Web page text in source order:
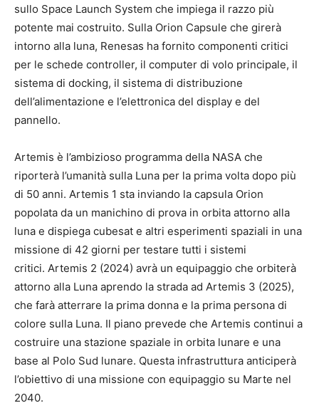
sullo Space Launch System che impiega il razzo più
potente mai costruito. Sulla Orion Capsule che girerà
intorno alla luna, Renesas ha fornito componenti critici
per le schede controller, il computer di volo principale, il
sistema di docking, il sistema di distribuzione
dell’alimentazione e l’elettronica del display e del
pannello.
Artemis è l’ambizioso programma della NASA che
riporterà l’umanità sulla Luna per la prima volta dopo più
di 50 anni. Artemis 1 sta inviando la capsula Orion
popolata da un manichino di prova in orbita attorno alla
luna e dispiega cubesat e altri esperimenti spaziali in una
missione di 42 giorni per testare tutti i sistemi
critici. Artemis 2 (2024) avrà un equipaggio che orbiterà
attorno alla Luna aprendo la strada ad Artemis 3 (2025),
che farà atterrare la prima donna e la prima persona di
colore sulla Luna. Il piano prevede che Artemis continui a
costruire una stazione spaziale in orbita lunare e una
base al Polo Sud lunare. Questa infrastruttura anticiperà
l’obiettivo di una missione con equipaggio su Marte nel
2040.